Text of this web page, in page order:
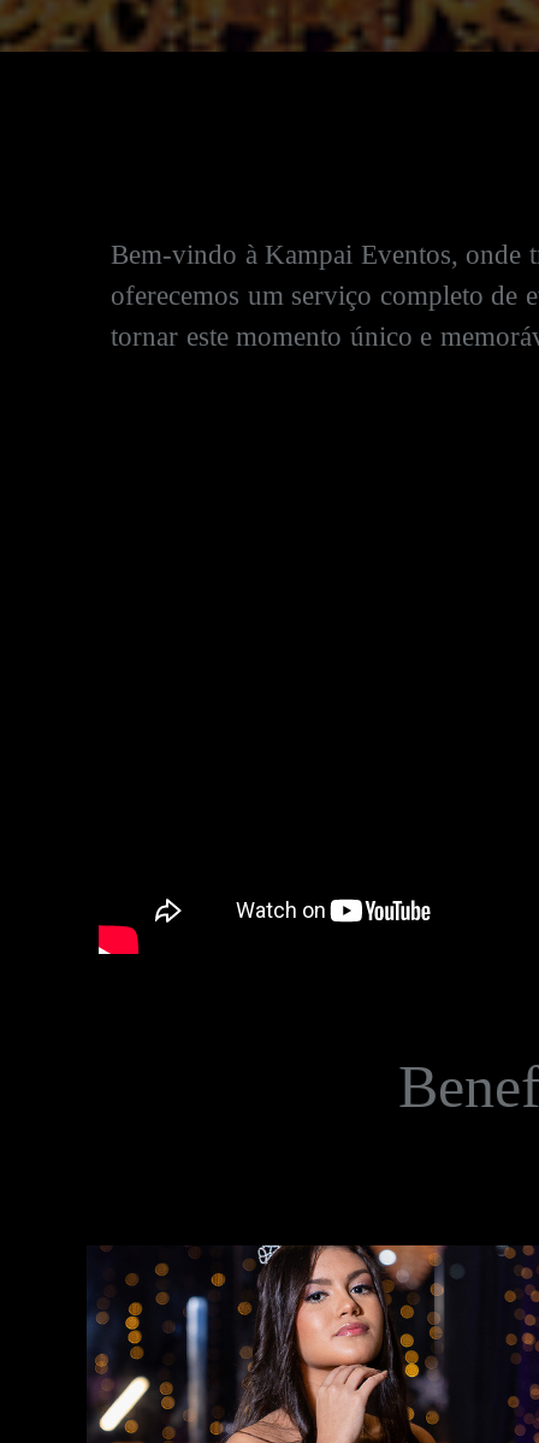
Bem-vindo à Kampai Eventos, onde
oferecemos um serviço completo de
tornar este momento único e